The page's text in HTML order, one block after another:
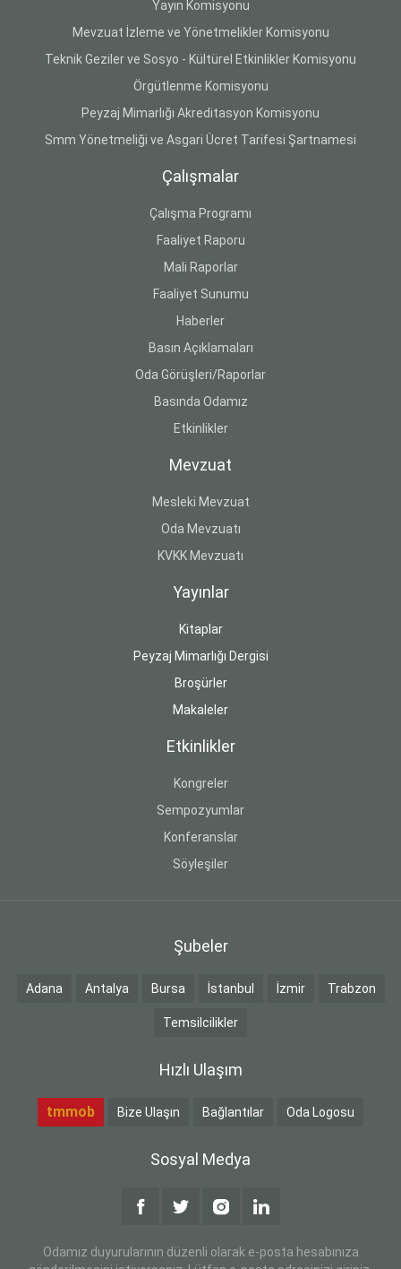
Yayın Komisyonu
Mevzuat İzleme ve Yönetmelikler Komisyonu
Teknik Geziler ve Sosyo - Kültürel Etkinlikler Komisyonu
Örgütlenme Komisyonu
Peyzaj Mimarlığı Akreditasyon Komisyonu
Smm Yönetmeliği ve Asgari Ücret Tarifesi Şartnamesi
Çalışmalar
Çalışma Programı
Faaliyet Raporu
Mali Raporlar
Faaliyet Sunumu
Haberler
Basın Açıklamaları
Oda Görüşleri/Raporlar
Basında Odamız
Etkinlikler
Mevzuat
Mesleki Mevzuat
Oda Mevzuatı
KVKK Mevzuatı
Yayınlar
Kitaplar
Peyzaj Mimarlığı Dergisi
Broşürler
Makaleler
Etkinlikler
Kongreler
Sempozyumlar
Konferanslar
Söyleşiler
Şubeler
Adana Antalya Bursa İstanbul İzmir Trabzon
Temsilcilikler
Hızlı Ulaşım
tmmob Bize Ulaşın Bağlantılar Oda Logosu
Sosyal Medya
Odamız duyurularının düzenli olarak e-posta hesabınıza